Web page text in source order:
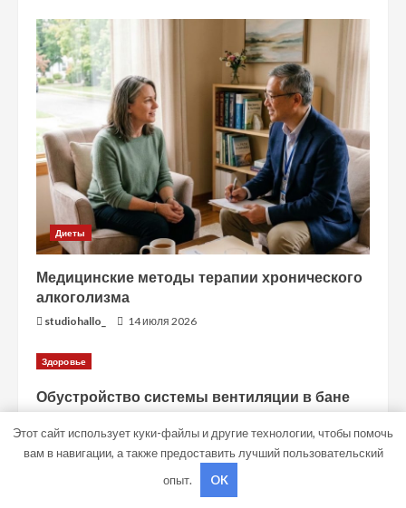
Диеты
Медицинские методы терапии хронического
алкоголизма
studiohallo_ 14 июля 2026
Здоровье
Обустройство системы вентиляции в бане
Copyright © Все права защищены.
Этот сайт использует куки-файлы и другие технологии, чтобы помочь
вам в навигации, а также предоставить лучший пользовательский
опыт.
OK